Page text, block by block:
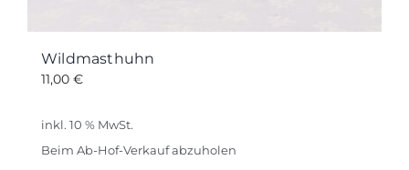
Wildmasthuhn
11,00 €
inkl. 10 % MwSt.
Beim Ab-Hof-Verkauf abzuholen